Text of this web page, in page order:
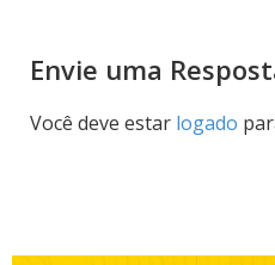
Envie uma
Você deve estar logado